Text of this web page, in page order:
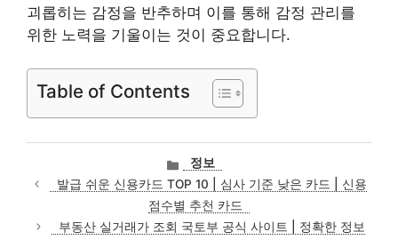
괴롭히는 감정을 반추하며 이를 통해 감정 관리를
위한 노력을 기울이는 것이 중요합니다.
Table of Contents
카
테
고
리
정보
발급 쉬운 신용카드 TOP 10 | 심사 기준 낮은 카드 | 신용
점수별 추천 카드
부동산 실거래가 조회 국토부 공식 사이트 | 정확한 정보